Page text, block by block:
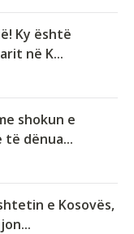
Ky është
në K...
shokun e
të dënua...
e Kosovës,